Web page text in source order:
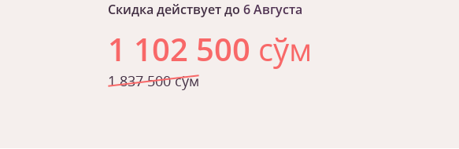
Скидка действует до 6 Августа
1 102 500 сўм
1 837 500 сўм